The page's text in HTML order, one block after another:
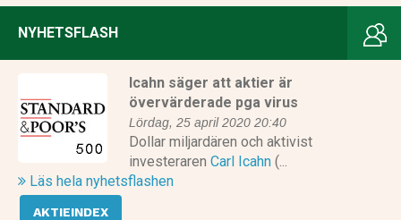
NYHETSFLASH
Icahn säger att aktier är
övervärderade pga virus
Lördag, 25 april 2020 20:40
Dollar miljardären och aktivist
investeraren Carl Icahn (...
Läs hela nyhetsflashen
AKTIEINDEX